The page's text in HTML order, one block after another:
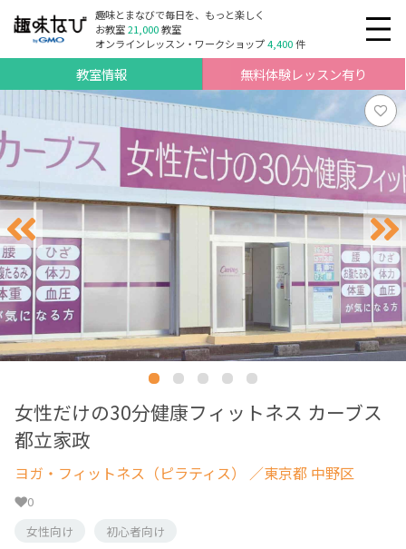
趣味とまなびで毎日を、もっと楽しく
お教室21,000教室
オンラインレッスン・ワークショップ4,400件
教室情報 無料体験レッスン有り
女性だけの30分健康フィットネス カーブス
都立家政
ヨガ・フィットネス（ピラティス） ／東京都 中野区
0
女性向け
初心者向け